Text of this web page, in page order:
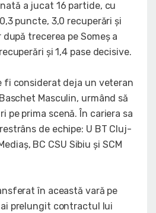
a jucat 16 partide, cu
puncte, 3,0 recuperări și
trecerea pe Someș a
și 1,4 pase decisive.
fi considerat deja un veteran
Masculin, urmând să
pe prima scenă. În cariera sa
de echipe: U BT Cluj-
BC CSU Sibiu și SCM
în această vară pe
prelungit contractul lui